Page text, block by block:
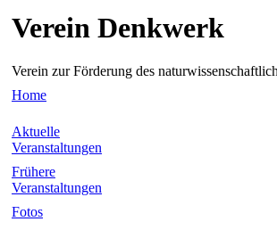
Verein Denkwerk
Verein zur Förderung des
Home
Aktuelle
Veranstaltungen
Frühere
Veranstaltungen
Fotos